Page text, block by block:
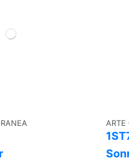
ARTE